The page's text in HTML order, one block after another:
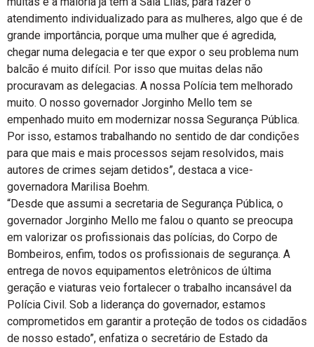
atendimento individualizado para as mulheres, algo que é de
grande importância, porque uma mulher que é agredida,
chegar numa delegacia e ter que expor o seu problema num
balcão é muito difícil. Por isso que muitas delas não
procuravam as delegacias. A nossa Polícia tem melhorado
muito. O nosso governador Jorginho Mello tem se
empenhado muito em modernizar nossa Segurança Pública.
Por isso, estamos trabalhando no sentido de dar condições
para que mais e mais processos sejam resolvidos, mais
autores de crimes sejam detidos”, destaca a vice-
governadora Marilisa Boehm.
“Desde que assumi a secretaria de Segurança Pública, o
governador Jorginho Mello me falou o quanto se preocupa
em valorizar os profissionais das polícias, do Corpo de
Bombeiros, enfim, todos os profissionais de segurança. A
entrega de novos equipamentos eletrônicos de última
geração e viaturas veio fortalecer o trabalho incansável da
Polícia Civil. Sob a liderança do governador, estamos
comprometidos em garantir a proteção de todos os cidadãos
de nosso estado”, enfatiza o secretário de Estado da